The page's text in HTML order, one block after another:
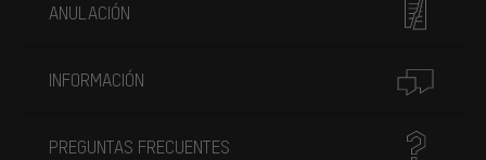
ANULACIÓN
INFORMACIÓN
PREGUNTAS FRECUENTES